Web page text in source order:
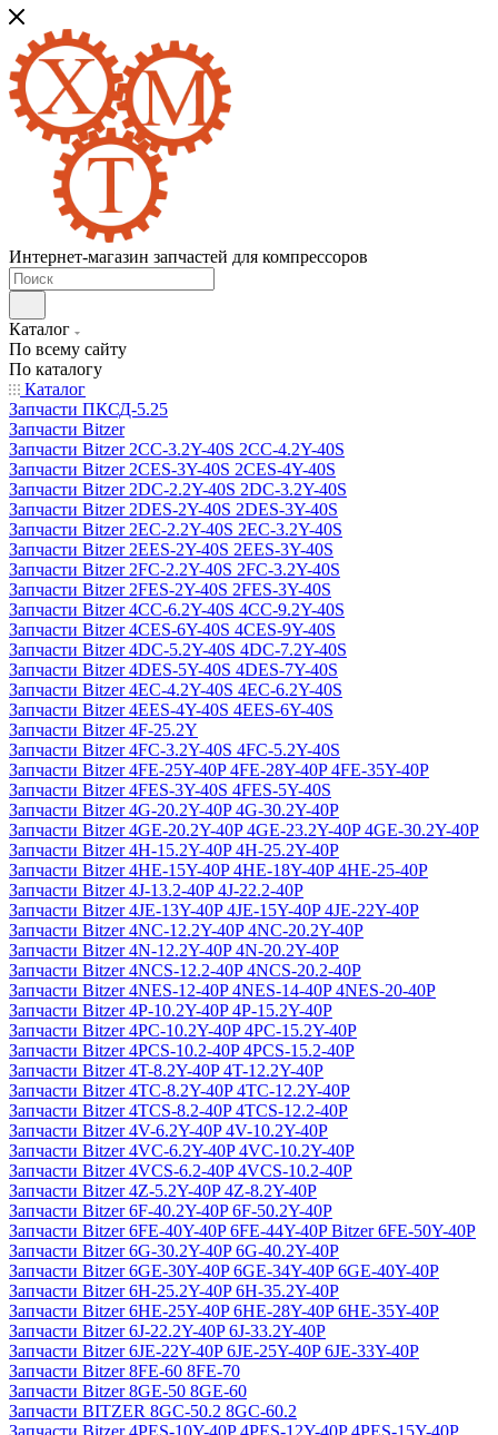
Интернет-магазин запчастей для компрессоров
Каталог
По всему сайту
По каталогу
Каталог
Запчасти ПКСД-5.25
Запчасти Bitzer
Запчасти Bitzer 2CC-3.2Y-40S 2CC-4.2Y-40S
Запчасти Bitzer 2CES-3Y-40S 2CES-4Y-40S
Запчасти Bitzer 2DC-2.2Y-40S 2DC-3.2Y-40S
Запчасти Bitzer 2DES-2Y-40S 2DES-3Y-40S
Запчасти Bitzer 2EC-2.2Y-40S 2EC-3.2Y-40S
Запчасти Bitzer 2EES-2Y-40S 2EES-3Y-40S
Запчасти Bitzer 2FC-2.2Y-40S 2FC-3.2Y-40S
Запчасти Bitzer 2FES-2Y-40S 2FES-3Y-40S
Запчасти Bitzer 4CC-6.2Y-40S 4CC-9.2Y-40S
Запчасти Bitzer 4CES-6Y-40S 4CES-9Y-40S
Запчасти Bitzer 4DC-5.2Y-40S 4DC-7.2Y-40S
Запчасти Bitzer 4DES-5Y-40S 4DES-7Y-40S
Запчасти Bitzer 4EC-4.2Y-40S 4EC-6.2Y-40S
Запчасти Bitzer 4EES-4Y-40S 4EES-6Y-40S
Запчасти Bitzer 4F-25.2Y
Запчасти Bitzer 4FC-3.2Y-40S 4FC-5.2Y-40S
Запчасти Bitzer 4FE-25Y-40P 4FE-28Y-40P 4FE-35Y-40P
Запчасти Bitzer 4FES-3Y-40S 4FES-5Y-40S
Запчасти Bitzer 4G-20.2Y-40P 4G-30.2Y-40P
Запчасти Bitzer 4GE-20.2Y-40P 4GE-23.2Y-40P 4GE-30.2Y-40P
Запчасти Bitzer 4H-15.2Y-40P 4H-25.2Y-40P
Запчасти Bitzer 4HE-15Y-40P 4HE-18Y-40P 4HE-25-40P
Запчасти Bitzer 4J‐13.2-40P 4J‐22.2-40P
Запчасти Bitzer 4JE-13Y-40P 4JE-15Y-40P 4JE-22Y-40P
Запчасти Bitzer 4NC-12.2Y-40P 4NC-20.2Y-40P
Запчасти Bitzer 4N-12.2Y-40P 4N-20.2Y-40P
Запчасти Bitzer 4NCS-12.2-40P 4NCS-20.2-40P
Запчасти Bitzer 4NES-12-40P 4NES-14-40P 4NES-20-40P
Запчасти Bitzer 4P-10.2Y-40P 4P-15.2Y-40P
Запчасти Bitzer 4PC-10.2Y-40P 4PC-15.2Y-40P
Запчасти Bitzer 4PCS-10.2-40P 4PCS-15.2-40P
Запчасти Bitzer 4T-8.2Y-40P 4T-12.2Y-40P
Запчасти Bitzer 4TC-8.2Y-40P 4TC-12.2Y-40P
Запчасти Bitzer 4TCS-8.2-40P 4TCS-12.2-40P
Запчасти Bitzer 4V-6.2Y-40P 4V-10.2Y-40P
Запчасти Bitzer 4VC-6.2Y-40P 4VC-10.2Y-40P
Запчасти Bitzer 4VCS-6.2-40P 4VCS-10.2-40P
Запчасти Bitzer 4Z-5.2Y-40P 4Z-8.2Y-40P
Запчасти Bitzer 6F-40.2Y-40P 6F-50.2Y-40P
Запчасти Bitzer 6FE-40Y-40P 6FE-44Y-40P Bitzer 6FE-50Y-40P
Запчасти Bitzer 6G-30.2Y-40P 6G-40.2Y-40P
Запчасти Bitzer 6GE-30Y-40P 6GE-34Y-40P 6GE-40Y-40P
Запчасти Bitzer 6H-25.2Y-40P 6H-35.2Y-40P
Запчасти Bitzer 6HE-25Y-40P 6HE-28Y-40P 6HE-35Y-40P
Запчасти Bitzer 6J-22.2Y-40P 6J-33.2Y-40P
Запчасти Bitzer 6JE-22Y-40P 6JE-25Y-40P 6JE-33Y-40P
Запчасти Bitzer 8FE-60 8FE-70
Запчасти Bitzer 8GE-50 8GE-60
Запчасти BITZER 8GC-50.2 8GC-60.2
Запчасти Bitzer 4PES-10Y-40P 4PES-12Y-40P 4PES-15Y-40P